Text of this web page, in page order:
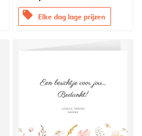
offers Elke dag lage prijzen